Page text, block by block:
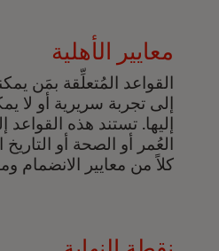
معايير الأهلية
القواعد المُتعلِّقة بمَن
إلى تجربة سريرية أو لا
إليها. تستند هذه القواعد
العُمر أو الصحة أو
كلاً من معايير الانضمام